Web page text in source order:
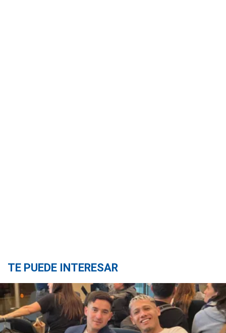
TE PUEDE INTERESAR